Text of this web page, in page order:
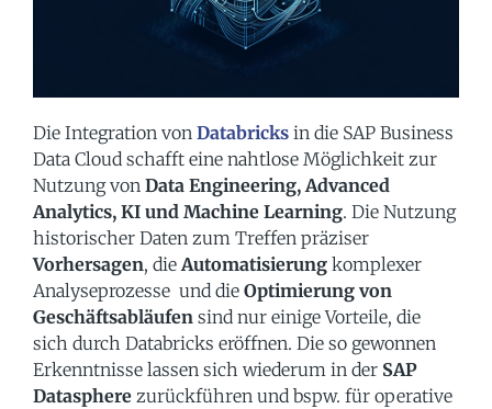
Die Integration von Databricks in die SAP Business
Data Cloud schafft eine nahtlose Möglichkeit zur
Nutzung von Data Engineering, Advanced
Analytics, KI und Machine Learning. Die Nutzung
historischer Daten zum Treffen präziser
Vorhersagen, dieAutomatisierung komplexer
Analyseprozesse und die Optimierung von
Geschäftsabläufen sind nur einige Vorteile, die
sich durch Databricks eröffnen. Die so gewonnen
Erkenntnisse lassen sich wiederum in der SAP
Datasphere zurückführen und bspw. für operative